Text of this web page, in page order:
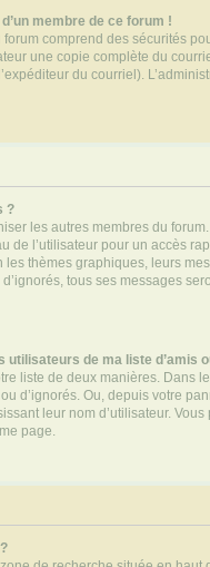
membre de ce forum !
comprend des sécurités
une copie complète du
du courriel).
?
les autres membres du
de l’utilisateur pour un accès
thèmes graphiques, leurs
tous ses messages
de ma liste d’amis
liste de deux manières. Dans
d’ignorés. Ou, depuis votre
leur nom d’utilisateur.
page.